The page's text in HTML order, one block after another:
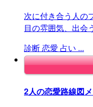
次に付き合う人の
目の雰囲気、出会
診断恋愛 占い ...
2人の恋愛路線図